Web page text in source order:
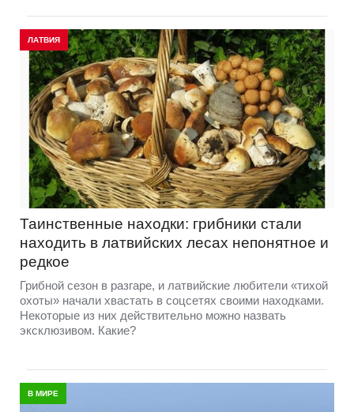
ЛАТВИЯ
Таинственные находки: грибники стали
находить в латвийских лесах непонятное и
редкое
Грибной сезон в разгаре, и латвийские любители «тихой
охоты» начали хвастать в соцсетях своими находками.
Некоторые из них действительно можно назвать
эксклюзивом. Какие?
В МИРЕ